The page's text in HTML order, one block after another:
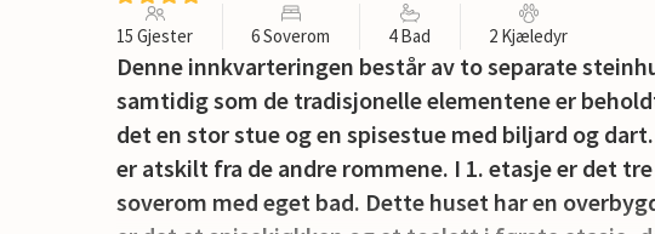
15 Gjester 6 Soverom 4 Bad 2 Kjæledyr
Denne innkvarteringen består av to separate
samtidig som de tradisjonelle elementene er
det en stor stue og en spisestue med biljard og
er atskilt fra de andre rommene. I 1. etasje er det
soverom med eget bad. Dette huset har en